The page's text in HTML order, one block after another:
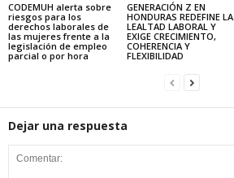
CODEMUH alerta sobre
riesgos para los
derechos laborales de
las mujeres frente a la
legislación de empleo
parcial o por hora
GENERACIÓN Z EN
HONDURAS REDEFINE LA
LEALTAD LABORAL Y
EXIGE CRECIMIENTO,
COHERENCIA Y
FLEXIBILIDAD
Dejar una respuesta